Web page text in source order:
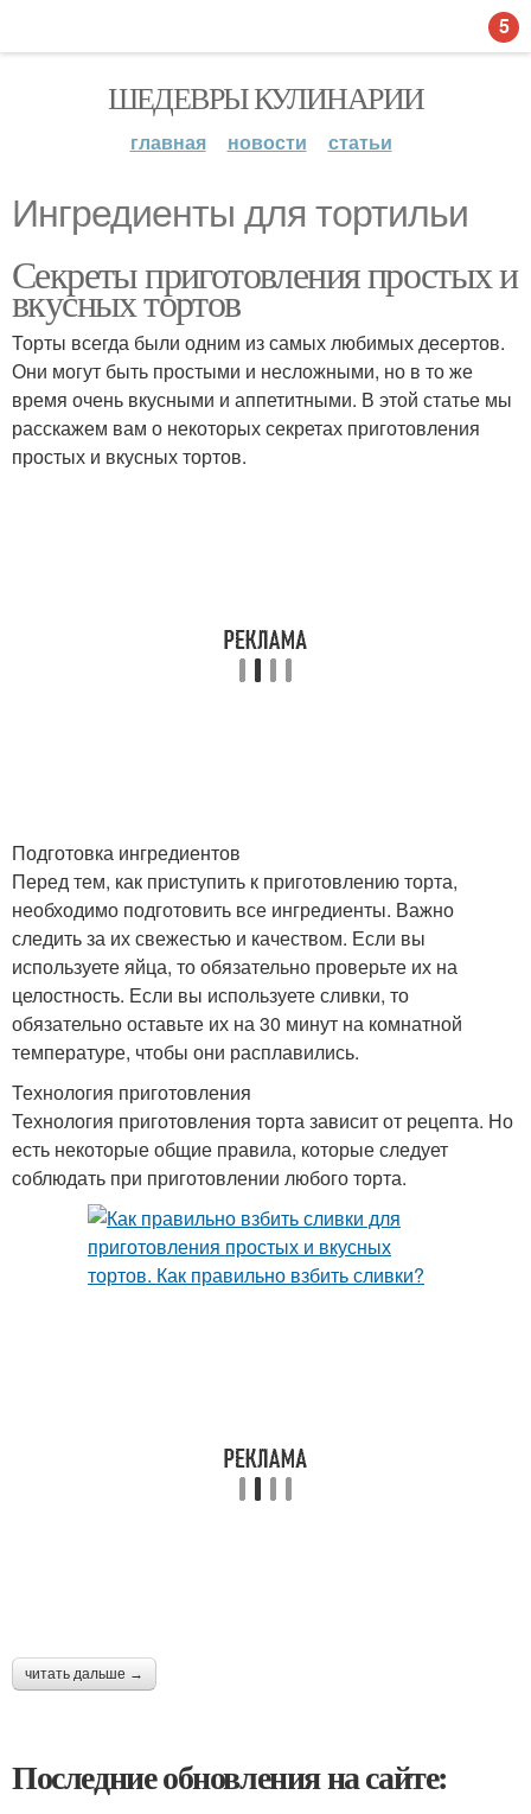
ШЕДЕВРЫ КУЛИНАРИИ
главная новости статьи
Ингредиенты для тортильи
Секреты приготовления простых и
вкусных тортов
Торты всегда были одним из самых любимых десертов.
Они могут быть простыми и несложными, но в то же
время очень вкусными и аппетитными. В этой статье мы
расскажем вам о некоторых секретах приготовления
простых и вкусных тортов.
Подготовка ингредиентов
Перед тем, как приступить к приготовлению торта,
необходимо подготовить все ингредиенты. Важно
следить за их свежестью и качеством. Если вы
используете яйца, то обязательно проверьте их на
целостность. Если вы используете сливки, то
обязательно оставьте их на 30 минут на комнатной
температуре, чтобы они расплавились.
Технология приготовления
Технология приготовления торта зависит от рецепта. Но
есть некоторые общие правила, которые следует
соблюдать при приготовлении любого торта.
читать дальше →
Последние обновления на сайте:
5